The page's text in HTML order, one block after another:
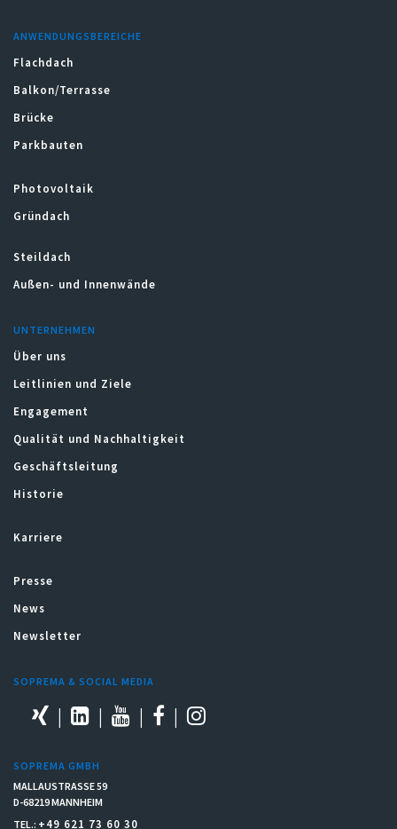
ANWENDUNGSBEREICHE
Flachdach
Balkon/Terrasse
Brücke
Parkbauten
Photovoltaik
Gründach
Steildach
Außen- und Innenwände
UNTERNEHMEN
Über uns
Leitlinien und Ziele
Engagement
Qualität und Nachhaltigkeit
Geschäftsleitung
Historie
Karriere
Presse
News
Newsletter
SOPREMA & SOCIAL MEDIA
SOPREMA GMBH
MALLAUSTRASSE 59
D-68219 MANNHEIM
TEL.: +49 621 73 60 30